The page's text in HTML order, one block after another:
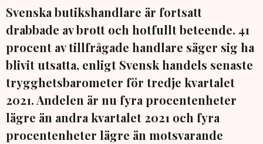
Svenska butikshandlare är fortsatt
drabbade av brott och hotfullt beteende. 41
procent av tillfrågade handlare säger sig ha
blivit utsatta, enligt Svensk handels senaste
trygghetsbarometer för tredje kvartalet
2021. Andelen är nu fyra procentenheter
lägre än andra kvartalet 2021 och fyra
procentenheter lägre än motsvarande